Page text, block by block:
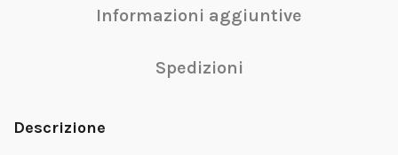
Informazioni aggiuntive
Spedizioni
Descrizione